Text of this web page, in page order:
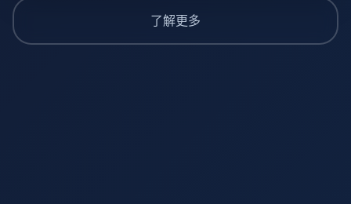
了解更多